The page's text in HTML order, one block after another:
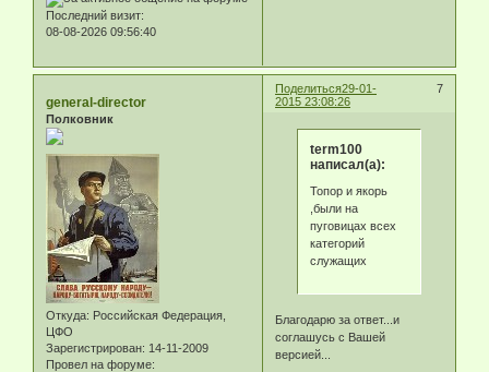
Последний визит:
08-08-2026 09:56:40
Поделиться 7
29-01-
2015 23:08:26
general-director
Полковник
Откуда: Российская Федерация,
ЦФО
Зарегистрирован: 14-11-2009
Провел на форуме:
term100
написал(а):
Топор и якорь
,были на
пуговицах всех
категорий
служащих
Благодарю за ответ...и
соглашусь с Вашей
версией...